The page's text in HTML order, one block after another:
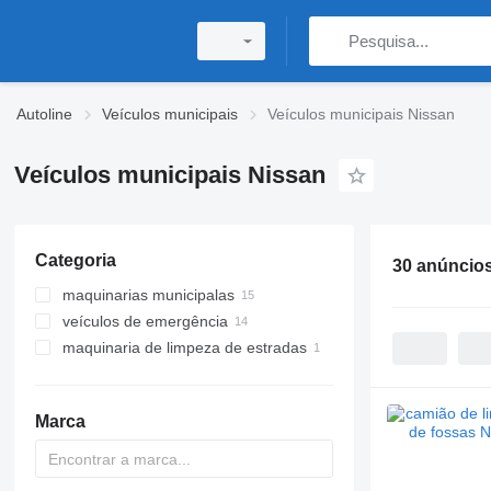
Autoline Veículos municipais Veículos municipais Nissan
Veículos municipais Nissan
Categoria
maquinarias municipalas
camiões de lixo
camiões polibennes
veículos de emergência
ambulâncias
maquinaria de limpeza de estradas
Marca
30